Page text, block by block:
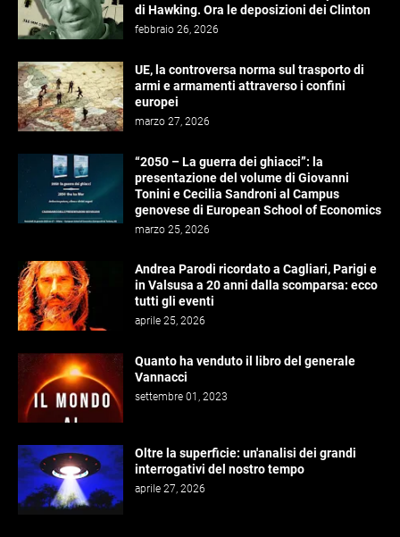
di Hawking. Ora le deposizioni dei Clinton
febbraio 26, 2026
UE, la controversa norma sul trasporto di
armi e armamenti attraverso i confini
europei
marzo 27, 2026
“2050 – La guerra dei ghiacci”: la
presentazione del volume di Giovanni
Tonini e Cecilia Sandroni al Campus
genovese di European School of Economics
marzo 25, 2026
Andrea Parodi ricordato a Cagliari, Parigi e
in Valsusa a 20 anni dalla scomparsa: ecco
tutti gli eventi
aprile 25, 2026
Quanto ha venduto il libro del generale
Vannacci
settembre 01, 2023
Oltre la superficie: un'analisi dei grandi
interrogativi del nostro tempo
aprile 27, 2026